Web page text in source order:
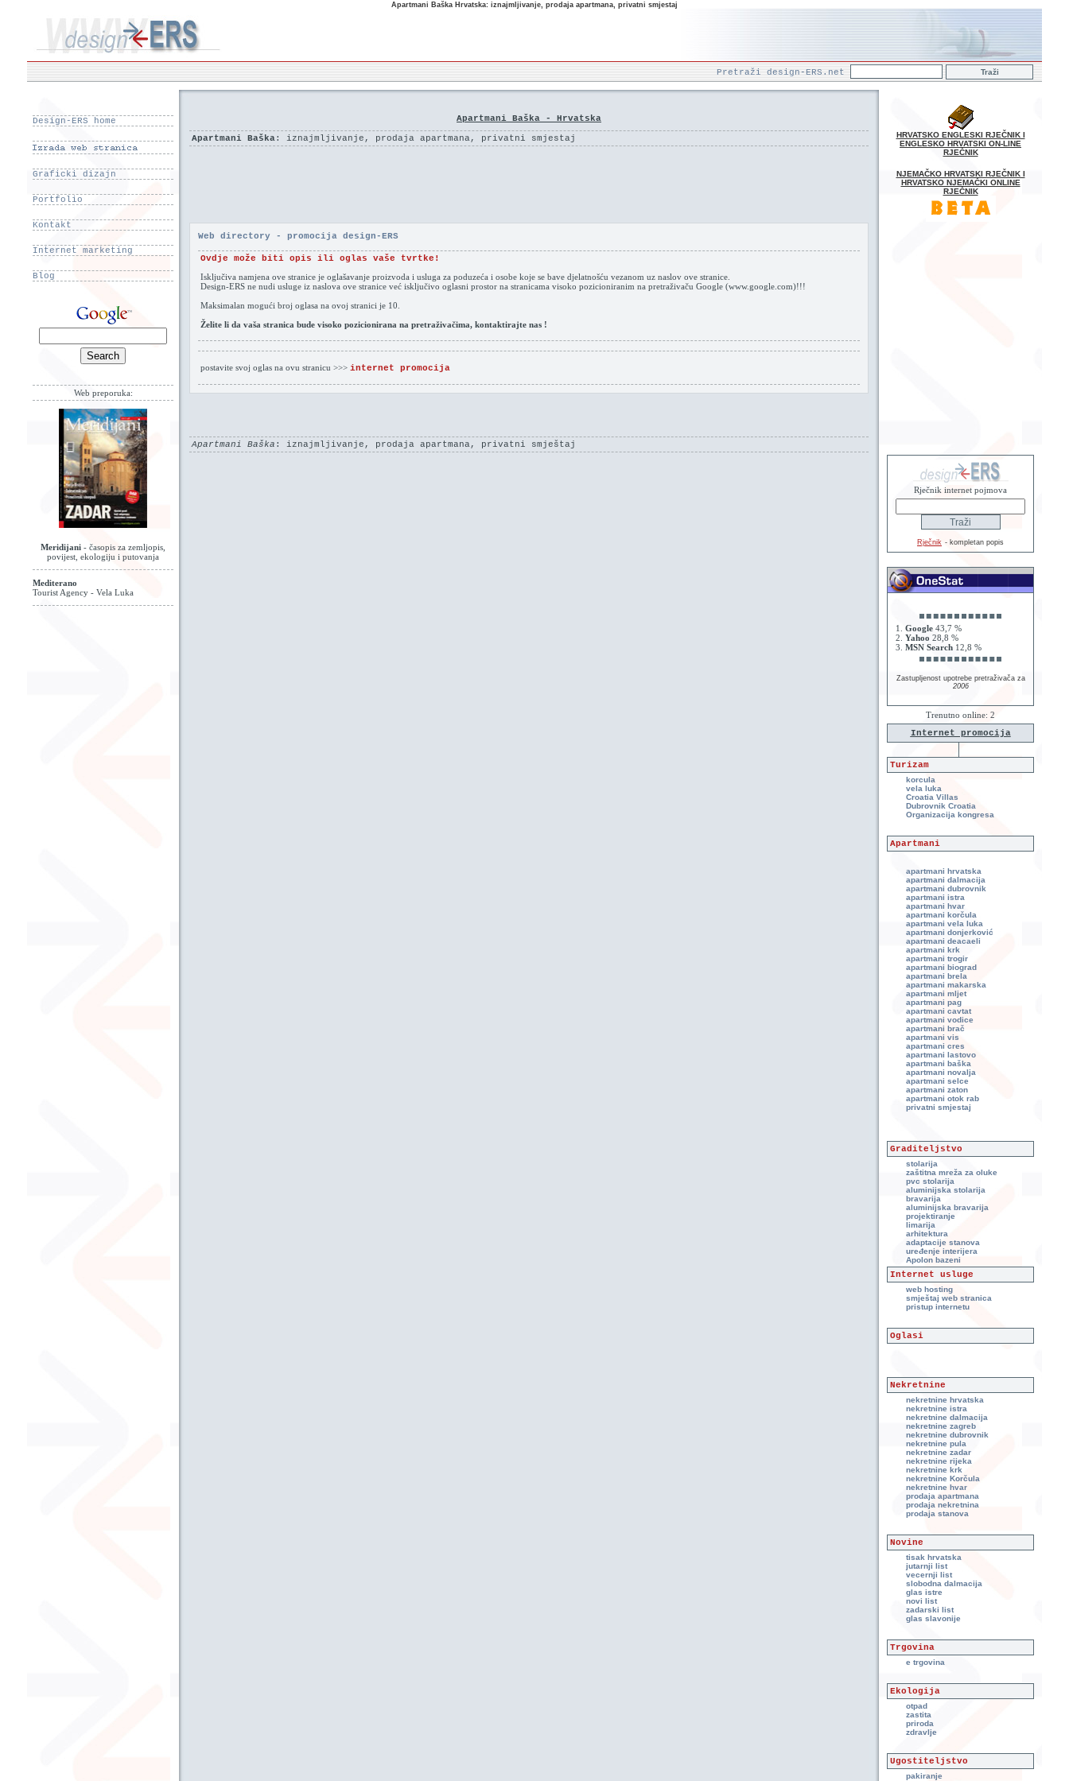
Apartmani Baška Hrvatska: iznajmljivanje, prodaja apartmana, privatni smjestaj
Pretraži design-ERS.net
Design-ERS home
Graficki dizajn
Portfolio
Kontakt
Internet marketing
Blog
Web preporuka:
Meridijani - časopis za zemljopis,
povijest, ekologiju i putovanja
Mediterano
Tourist Agency - Vela Luka
Apartmani Baška - Hrvatska
Apartmani Baška: iznajmljivanje, prodaja apartmana, privatni smjestaj
Web directory - promocija design-ERS
Ovdje može biti opis ili oglas vaše tvrtke!
Isključiva namjena ove stranice je oglašavanje proizvoda i usluga za poduzeća i osobe koje se bave djelatnošću vezanom uz naslov ove stranice.
Design-ERS ne nudi usluge iz naslova ove stranice već isključivo oglasni prostor na stranicama visoko pozicioniranim na pretraživaču Google (www.google.com)!!!
Maksimalan mogući broj oglasa na ovoj stranici je 10.
Želite li da vaša stranica bude visoko pozicionirana na pretraživačima, kontaktirajte nas !
postavite svoj oglas na ovu stranicu >>> internet promocija
Apartmani Baška : iznajmljivanje, prodaja apartmana, privatni smještaj
HRVATSKO ENGLESKI RJEČNIK I
ENGLESKO HRVATSKI ON-LINE
RJEČNIK
NJEMAČKO HRVATSKI RJEČNIK I
HRVATSKO NJEMAČKI ONLINE
RJEČNIK
Rječnik internet pojmova
Rječnik - kompletan popis
1. Google 43,7 %
2. Yahoo 28,8 %
3. MSN Search 12,8 %
Zastupljenost upotrebe pretraživača za
2006
Trenutno online: 2
Internet promocija
Turizam
korcula
vela luka
Croatia Villas
Dubrovnik Croatia
Organizacija kongresa
Apartmani
apartmani hrvatska
apartmani dalmacija
apartmani dubrovnik
apartmani istra
apartmani hvar
apartmani korčula
apartmani vela luka
apartmani donjerković
apartmani deacaeli
apartmani krk
apartmani trogir
apartmani biograd
apartmani brela
apartmani makarska
apartmani mljet
apartmani pag
apartmani cavtat
apartmani vodice
apartmani brač
apartmani vis
apartmani cres
apartmani lastovo
apartmani baška
apartmani novalja
apartmani selce
apartmani zaton
apartmani otok rab
privatni smjestaj
Graditeljstvo
stolarija
zaštitna mreža za oluke
pvc stolarija
aluminijska stolarija
bravarija
aluminijska bravarija
projektiranje
limarija
arhitektura
adaptacije stanova
uređenje interijera
Apolon bazeni
Internet usluge
web hosting
smještaj web stranica
pristup internetu
Oglasi
Nekretnine
nekretnine hrvatska
nekretnine istra
nekretnine dalmacija
nekretnine zagreb
nekretnine dubrovnik
nekretnine pula
nekretnine zadar
nekretnine rijeka
nekretnine krk
nekretnine Korčula
nekretnine hvar
prodaja apartmana
prodaja nekretnina
prodaja stanova
Novine
tisak hrvatska
jutarnji list
vecernji list
slobodna dalmacija
glas istre
novi list
zadarski list
glas slavonije
Trgovina
e trgovina
Ekologija
otpad
zastita
priroda
zdravlje
Ugostiteljstvo
pakiranje